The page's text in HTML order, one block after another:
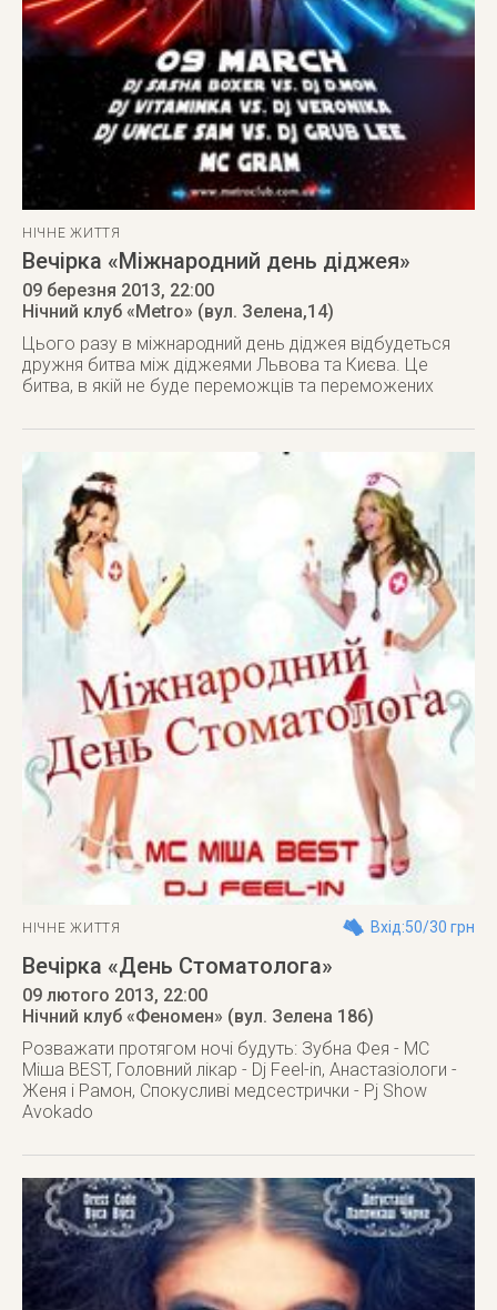
НІЧНЕ ЖИТТЯ
Вечірка «Міжнародний день діджея»
09 березня 2013, 22:00
Нічний клуб «Metro» (вул. Зелена,14)
Цього разу в міжнародний день діджея відбудеться
дружня битва між діджеями Львова та Києва. Це
битва, в якій не буде переможців та переможених
НІЧНЕ ЖИТТЯ Вхід:50/30 грн
Вечірка «День Стоматолога»
09 лютого 2013, 22:00
Нічний клуб «Феномен» (вул. Зелена 186)
Розважати протягом ночі будуть: Зубна Фея - MC
Міша BEST, Головний лікар - Dj Feel-in, Анастазіологи -
Женя і Рамон, Спокусливі медсестрички - Pj Show
Avokado